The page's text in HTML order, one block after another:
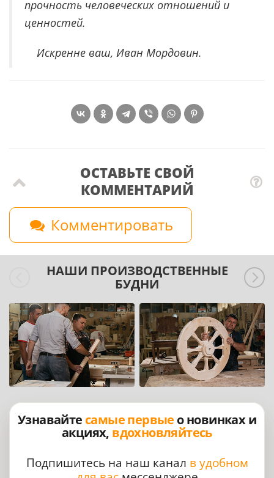
прочность человеческих отношений и
ценностей.
Искренне ваш, Иван Мордовин.
ОСТАВЬТЕ СВОЙ
КОММЕНТАРИЙ
Комментировать
НАШИ ПРОИЗВОДСТВЕННЫЕ
БУДНИ
Узнавайте самые первые о новинках и
акциях, вдохновляйтесь
Подпишитесь на наш канал в удобном